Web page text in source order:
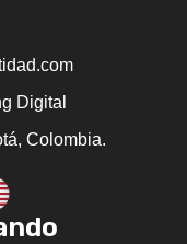
Digital
Colombia.